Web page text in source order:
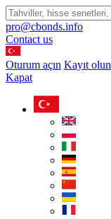
pro@cbonds.info
Contact us
Oturum açın Kayıt olun
Kapat